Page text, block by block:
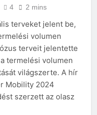
4 2 mins
terveket jelent be,
volumen
terveit jelentette
termelési volumen
világszerte. A hír
Mobility 2024
szerzett az olasz